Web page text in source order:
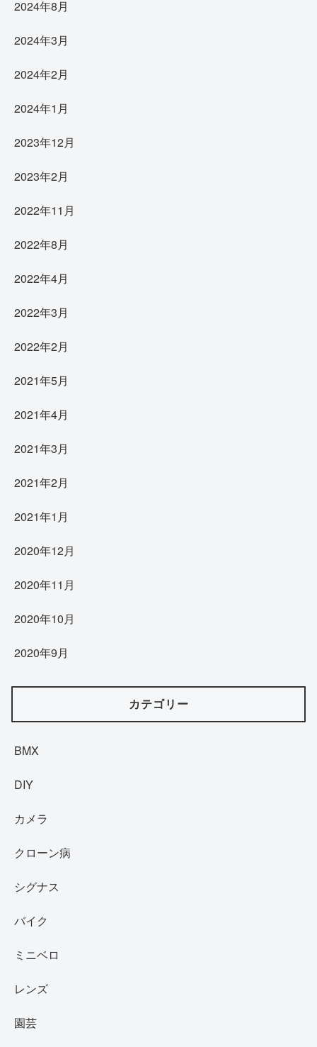
2024年8月
2024年3月
2024年2月
2024年1月
2023年12月
2023年2月
2022年11月
2022年8月
2022年4月
2022年3月
2022年2月
2021年5月
2021年4月
2021年3月
2021年2月
2021年1月
2020年12月
2020年11月
2020年10月
2020年9月
カテゴリー
BMX
DIY
カメラ
クローン病
シグナス
バイク
ミニベロ
レンズ
園芸